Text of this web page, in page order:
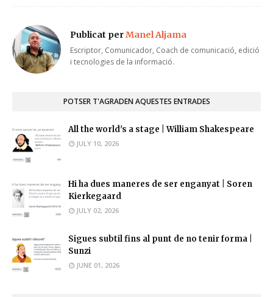
Publicat perManel Aljama
Escriptor, Comunicador, Coach de comunicació, edició
i tecnologies de la informació.
POTSER T'AGRADEN AQUESTES ENTRADES
All the world's a stage | William Shakespeare
JULY 10, 2026
Hi ha dues maneres de ser enganyat | Soren
Kierkegaard
JULY 02, 2026
Sigues subtil fins al punt de no tenir forma |
Sunzi
JUNE 01, 2026